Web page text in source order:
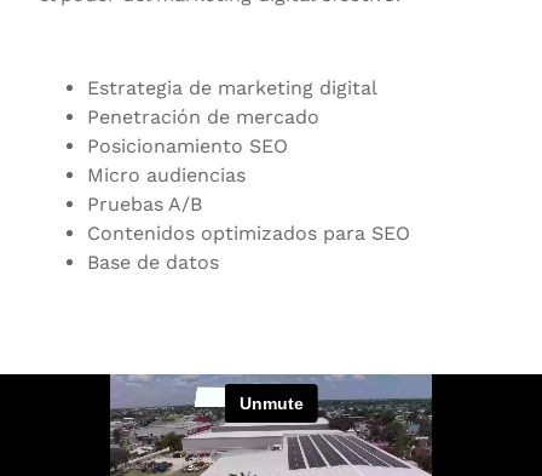
Estrategia de marketing digital
Penetración de mercado
Posicionamiento SEO
Micro audiencias
Pruebas A/B
Contenidos optimizados para SEO
Base de datos